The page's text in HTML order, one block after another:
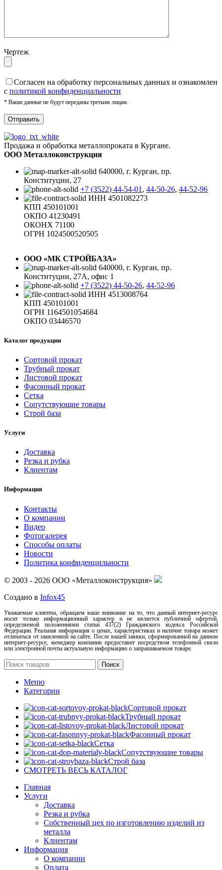
Чертеж
Cогласен на обработку персональных данных и ознакомлен
с политикой конфиденциальности
* Ваши данные не будут переданы третьим лицам.
Продажа и обработка металлопроката в Кургане.
ООО Металлоконструкция
640000, г. Курган, пр.
Конституции, 27
+7 (3522) 44-54-01 , 44-50-26, 44-52-96
ИНН 4501082273
КПП 450101001
ОКПО 41230491
ОКОНХ 71100
ОГРН 1024500520505
ООО «МК СТРОЙБАЗА»
640000, г. Курган, пр.
Конституции, 27А, офис 1
+7 (3522) 44-50-26, 44-52-96
ИНН 4513008764
КПП 450101001
ОГРН 1164501054684
ОКПО 03446570
Каталог продукции
Сортовой прокат
Трубный прокат
Листовой прокат
Фасонный прокат
Сетка
Сопутствующие товары
Строй база
Услуги
Доставка
Резка и рубка
Клиентам
Информация
Контакты
О компании
Видео
Фотогалерея
Способы оплаты
Новости
Политика конфиденцильности
© 2003 - 2026 ООО «Металлоконструкция»
Создано в Infox45
Уважаемые клиенты, обращаем ваше внимание на то, что данный интернет-ресурс
носит только информационный характер и не является публичной офертой,
определяемой положениями статьи 437(2) Гражданского кодекса Российской
Федерации. Реальная информация о ценах, характеристиках и наличие товара может
отличаться от заявленной на сайте. После вашей заявки, сформированной на данном
интернет-ресурсе, менеджер компании предоставит посредством телефонной связи
или электронной почты актуальную информацию о запрашиваемом товаре.
Поиск
Меню
Категории
Сортовой прокат
Трубный прокат
Листовой прокат
Фасонный прокат
Сетка
Сопутствующие товары
Строй база
СМОТРЕТЬ ВЕСЬ КАТАЛОГ
Главная
Услуги
Доставка
Резка и рубка
Собственный цех по изготовлению изделий из
металла
Клиентам
Информация
О компании
Оплата